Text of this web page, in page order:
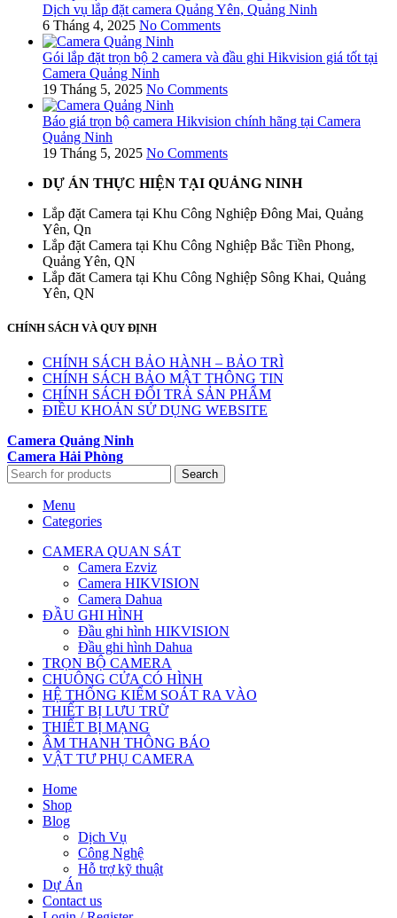
Dịch vụ lắp đặt camera Quảng Yên, Quảng Ninh
6 Tháng 4, 2025 No Comments
Gói lắp đặt trọn bộ 2 camera và đầu ghi Hikvision giá tốt tại
Camera Quảng Ninh
19 Tháng 5, 2025 No Comments
Báo giá trọn bộ camera Hikvision chính hãng tại Camera
Quảng Ninh
19 Tháng 5, 2025 No Comments
DỰ ÁN THỰC HIỆN TẠI QUẢNG NINH
Lắp đặt Camera tại Khu Công Nghiệp Đông Mai, Quảng
Yên, Qn
Lắp đặt Camera tại Khu Công Nghiệp Bắc Tiền Phong,
Quảng Yên, QN
Lắp đăt Camera tại Khu Công Nghiệp Sông Khai, Quảng
Yên, QN
CHÍNH SÁCH VÀ QUY ĐỊNH
CHÍNH SÁCH BẢO HÀNH – BẢO TRÌ
CHÍNH SÁCH BẢO MẬT THÔNG TIN
CHÍNH SÁCH ĐỔI TRẢ SẢN PHẨM
ĐIỀU KHOẢN SỬ DỤNG WEBSITE
Camera Quảng Ninh
Camera Hải Phòng
Search
Menu
Categories
CAMERA QUAN SÁT
Camera Ezviz
Camera HIKVISION
Camera Dahua
ĐẦU GHI HÌNH
Đầu ghi hình HIKVISION
Đầu ghi hình Dahua
TRỌN BỘ CAMERA
CHUÔNG CỬA CÓ HÌNH
HỆ THỐNG KIỂM SOÁT RA VÀO
THIẾT BỊ LƯU TRỮ
THIẾT BỊ MẠNG
ÂM THANH THÔNG BÁO
VẬT TƯ PHỤ CAMERA
Home
Shop
Blog
Dịch Vụ
Công Nghệ
Hỗ trợ kỹ thuật
Dự Án
Contact us